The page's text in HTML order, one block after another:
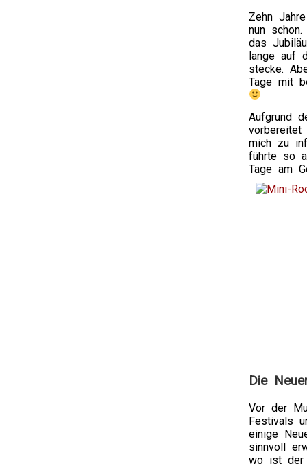
Zehn
nun
das
lange auf
stecke.
Tage mit
Aufgrund
mich zu
führte so
Tage am
Die
Vor der
Festivals
einige
sinnvoll
wo ist der